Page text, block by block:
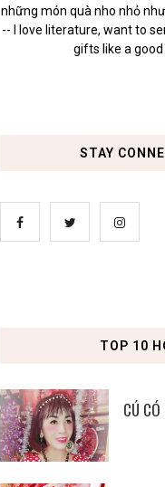
những món quà nho nhỏ
-- I love literature, want to
gifts like a good
STAY
TOP 10
CÚ CÓ